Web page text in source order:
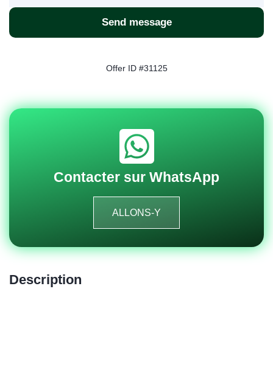
Send message
Offer ID #31125
Contacter sur WhatsApp
ALLONS-Y
Description